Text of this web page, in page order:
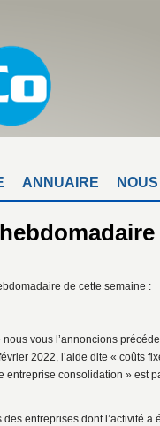
ANNUAIRE
de cette semaine :
nous vous l’annoncions
2022, l’aide dite « coûts
entreprise consolidation » est
entreprises dont l’activité a